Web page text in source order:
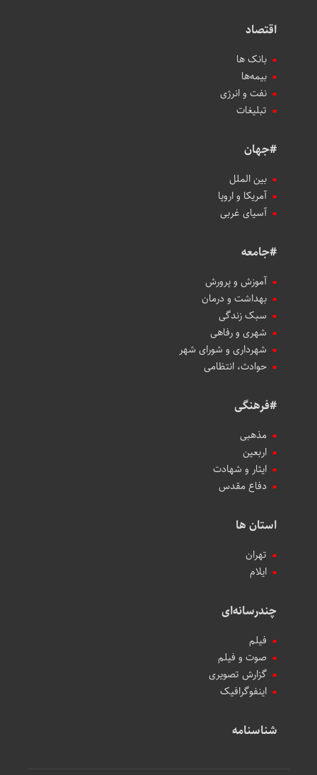
اقتصاد
بانک ها
بیمه‌ها
نفت و انرژی
تبلیغات
#جهان
بین الملل
آمریکا و اروپا
آسیای غربی
#جامعه
آموزش و پرورش
بهداشت و درمان
سبک زندگی
شهری و رفاهی
شهرداری و شورای شهر
حوادث، انتظامی
#فرهنگی
مذهبی
اربعین
ایثار و شهادت
دفاع مقدس
استان ها
تهران
ایلام
چندرسانه‌ای
فیلم
صوت و فیلم
گزارش تصویری
اینفوگرافیک
شناسنامه